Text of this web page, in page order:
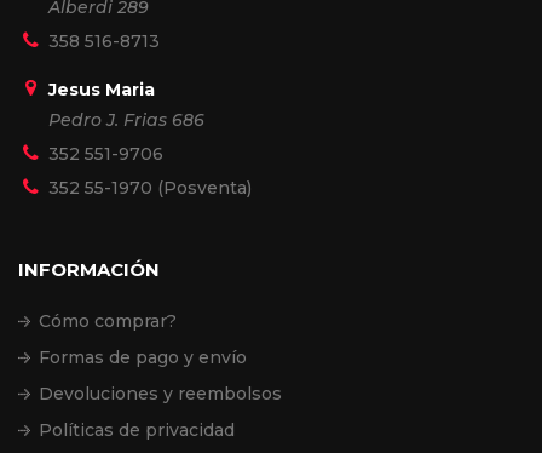
Alberdi 289
358 516-8713
Jesus Maria
Pedro J. Frias 686
352 551-9706
352 55-1970 (Posventa)
INFORMACIÓN
Cómo comprar?
Formas de pago y envío
Devoluciones y reembolsos
Políticas de privacidad